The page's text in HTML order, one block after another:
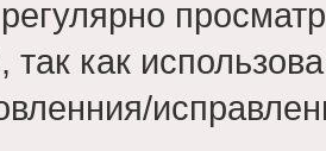
так как